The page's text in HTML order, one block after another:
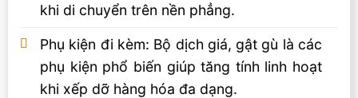
khi di chuyển trên nền phẳng.
Phụ kiện đi kèm: Bộ dịch giá, gật gù là các
phụ kiện phổ biến giúp tăng tính linh hoạt
khi xếp dỡ hàng hóa đa dạng.